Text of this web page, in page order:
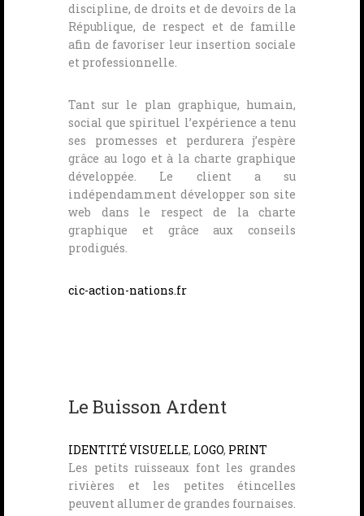
discipline, de droits et de devoirs de la
République, de respect et de famille
afin de favoriser leur insertion sociale
et professionnelle.
Tant sur le plan graphique, humain,
social que spirituel l’expérience a tenu
ses promesses et perdurera j’espère
grâce au logo et à la charte graphique
développée. Le client a su
indépendamment développer son site
web dans le respect de la charte
graphique et grâce aux conseils
prodigués.
cic-action-nations.fr
Le Buisson Ardent
IDENTITÉ VISUELLE, LOGO, PRINT
Les petits ruisseaux font les grandes
rivières et les petites étincelles
peuvent allumer de grandes fournaises.